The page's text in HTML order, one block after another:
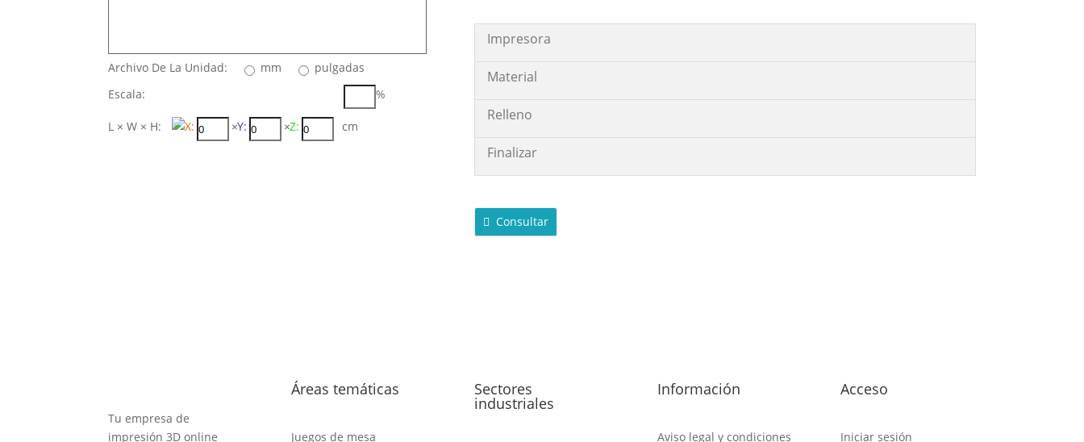
Archivo De La Unidad: mm
pulgadas
Escala:
%
L × W × H: X: ×Y: ×Z: cm
Impresora
Material
Relleno
Finalizar
Consultar
Tu empresa de
impresión 3D online
Áreas temáticas
Juegos de mesa
Sectores
industriales
Información
Aviso legal y condiciones
Acceso
Iniciar sesión